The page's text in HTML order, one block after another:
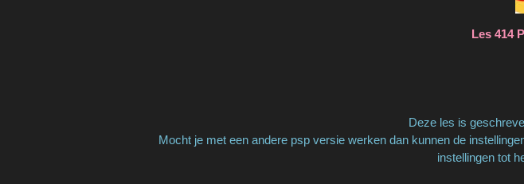
Les 414
Deze les is
Mocht je met een andere psp versie werken dan kunnen de
instellingen tot